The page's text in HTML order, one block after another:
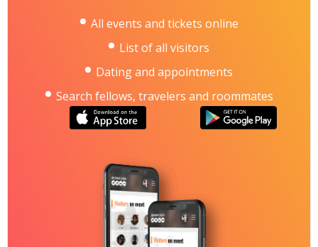
All events and tickets online
List of all visitors
Dating and appointments
Search fellows, travelers and roommates